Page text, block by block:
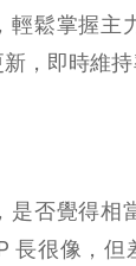
輕鬆掌握主
，即時維持
是否覺得相
長很像，